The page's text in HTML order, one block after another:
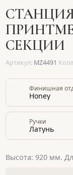
СЕКЦИИ
Артикул: MZ4491
Финишная
Honey
Ручки
Латунь
Высота: 920 мм.